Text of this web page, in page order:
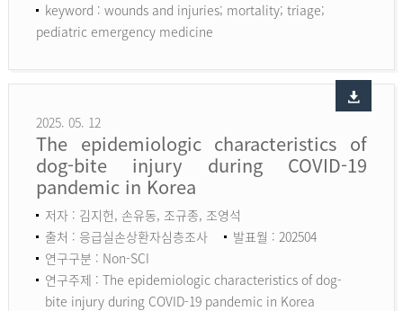
keyword : wounds and injuries; mortality; triage;
pediatric emergency medicine
2025. 05. 12
The epidemiologic characteristics of
dog-bite injury during COVID-19
pandemic in Korea
저자 : 김지헌, 손유동, 조규종, 조영석
출처 : 응급실손상환자심층조사
발표월 : 202504
연구구분 : Non-SCI
연구주제 : The epidemiologic characteristics of dog-
bite injury during COVID-19 pandemic in Korea